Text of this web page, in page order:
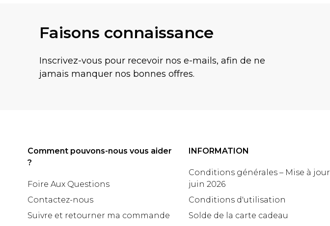
Faisons connaissance
Inscrivez-vous pour recevoir nos e-mails, afin de ne
jamais manquer nos bonnes offres.
Comment pouvons-nous vous aider
?
Foire Aux Questions
Contactez-nous
Suivre et retourner ma commande
INFORMATION
Conditions générales – Mise à jour
juin 2026
Conditions d'utilisation
Solde de la carte cadeau